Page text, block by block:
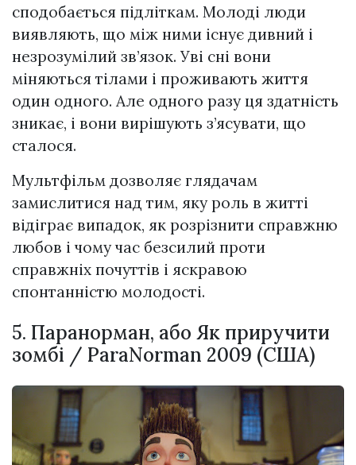
сподобається підліткам. Молоді люди
виявляють, що між ними існує дивний і
незрозумілий зв’язок. Уві сні вони
міняються тілами і проживають життя
один одного. Але одного разу ця здатність
зникає, і вони вирішують з’ясувати, що
сталося.
Мультфільм дозволяє глядачам
замислитися над тим, яку роль в житті
відіграє випадок, як розрізнити справжню
любов і чому час безсилий проти
справжніх почуттів і яскравою
спонтанністю молодості.
5. Паранорман, або Як приручити
зомбі / ParaNorman 2009 (США)